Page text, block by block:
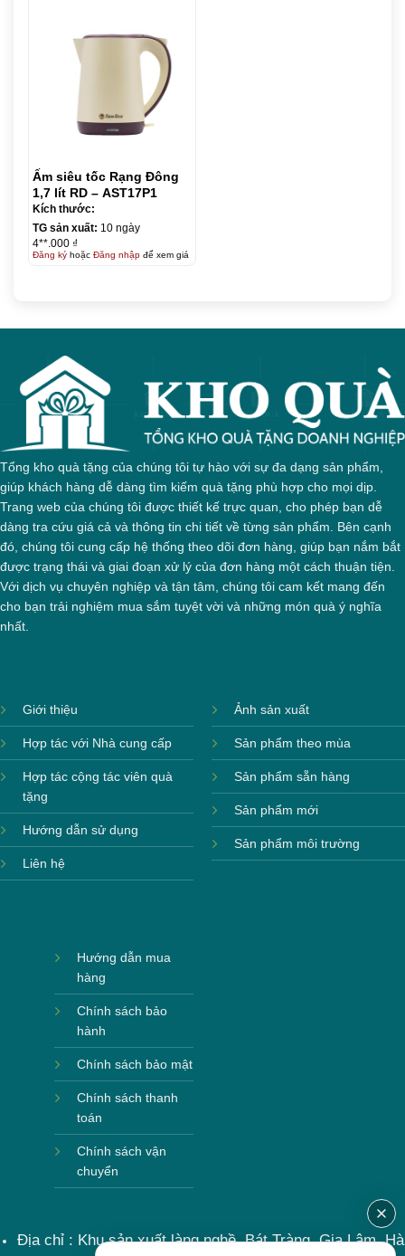
Ấm siêu tốc Rạng Đông
1,7 lít RD – AST17P1
Kích thước:
TG sản xuất: 10 ngày
4**.000 ₫
Đăng kýhoặc Đăng nhậpđể xem giá
Tổng kho quà tặng của chúng tôi tự hào với sự đa dạng sản phẩm,
giúp khách hàng dễ dàng tìm kiếm quà tặng phù hợp cho mọi dịp.
Trang web của chúng tôi được thiết kế trực quan, cho phép bạn dễ
dàng tra cứu giá cả và thông tin chi tiết về từng sản phẩm. Bên cạnh
đó, chúng tôi cung cấp hệ thống theo dõi đơn hàng, giúp bạn nắm bắt
được trạng thái và giai đoạn xử lý của đơn hàng một cách thuận tiện.
Với dịch vụ chuyên nghiệp và tận tâm, chúng tôi cam kết mang đến
cho bạn trải nghiệm mua sắm tuyệt vời và những món quà ý nghĩa
nhất.
Giới thiệu
Hợp tác với Nhà cung cấp
Hợp tác cộng tác viên quà
tặng
Hướng dẫn sử dụng
Liên hệ
Ảnh sản xuất
Sản phẩm theo mùa
Sản phẩm sẵn hàng
Sản phẩm mới
Sản phẩm môi trường
Hướng dẫn mua
hàng
Chính sách bảo
hành
Chính sách bảo mật
Chính sách thanh
toán
Chính sách vận
chuyển
Địa chỉ : Khu sản xuất làng nghề, Bát Tràng, Gia Lâm, Hà